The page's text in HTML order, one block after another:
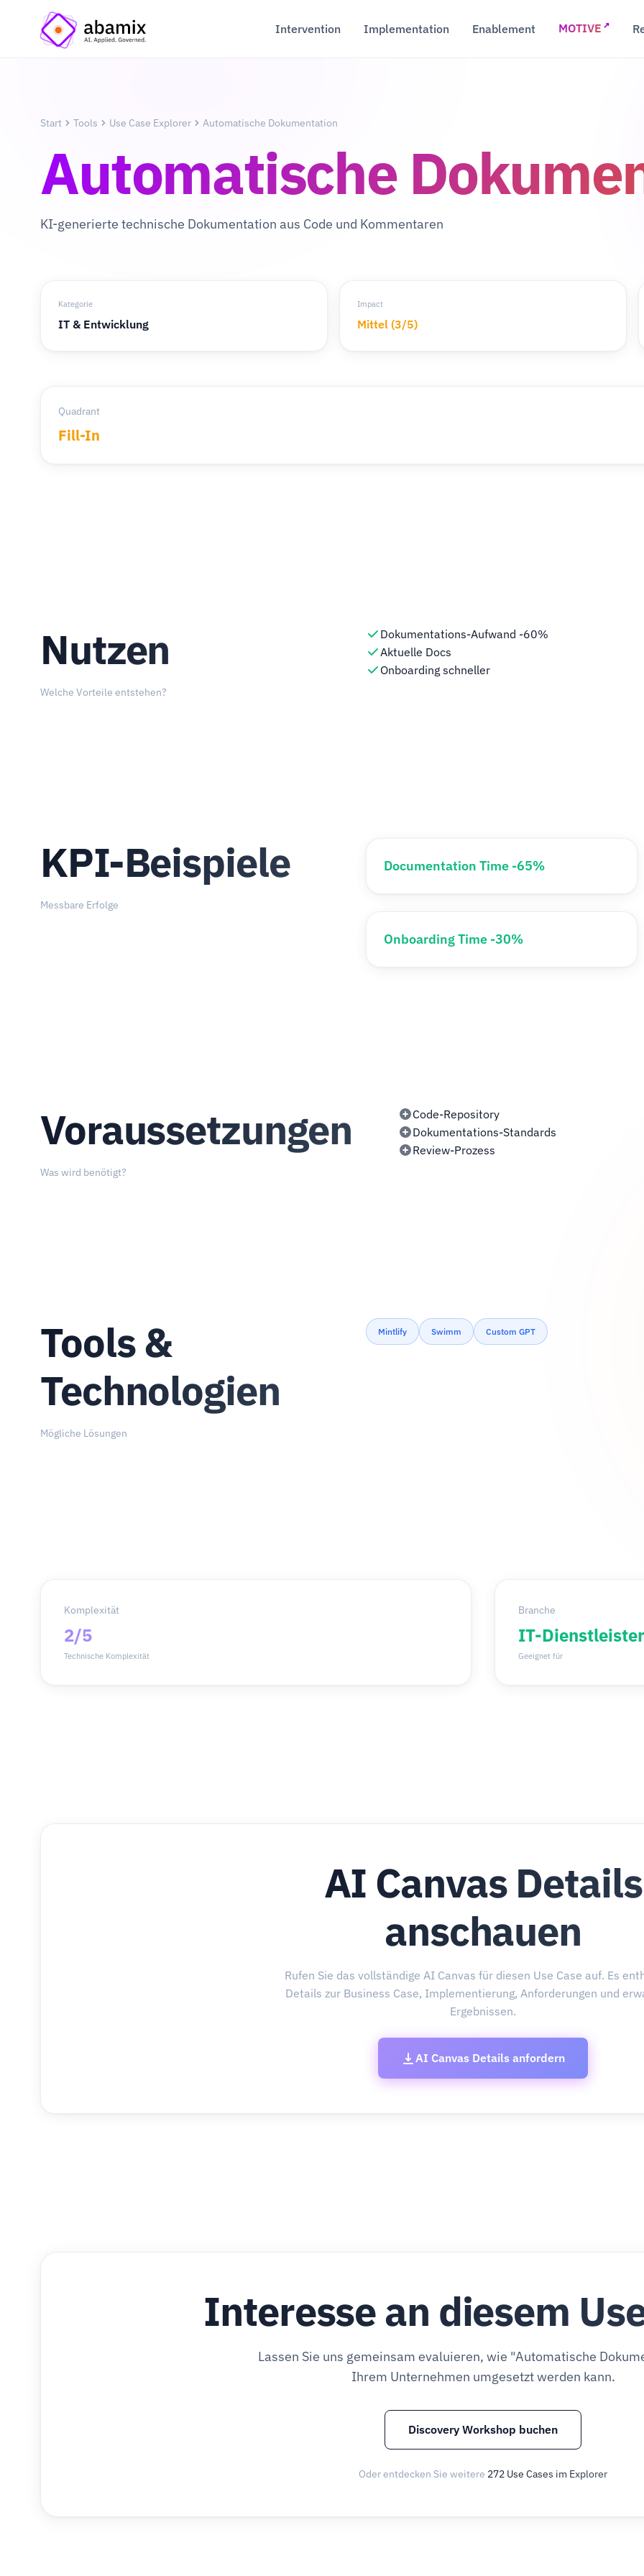
Intervention Implementation Enablement MOTIVE ↗
Start Tools Use Case Explorer Automatische Dokumentation
Automatische
KI-generierte technische Dokumentation aus Code und Kommentaren
Kategorie
IT & Entwicklung
Impact
Mittel (3/5)
Quadrant
Fill-In
Nutzen
Welche Vorteile entstehen?
Dokumentations-Aufwand -60%
Aktuelle Docs
Onboarding schneller
KPI-Beispiele
Messbare Erfolge
Documentation Time -65%
Onboarding Time -30%
Voraussetzungen
Was wird benötigt?
Code-Repository
Dokumentations-Standards
Review-Prozess
Tools &
Technologien
Mögliche Lösungen
Mintlify Swimm Custom GPT
Komplexität
2/5
Technische Komplexität
Branche
IT-Dienstleister
Geeignet für
AI Canvas Details
anschauen
Rufen Sie das vollständige AI Canvas für diesen Use Case auf. Es
Details zur Business Case, Implementierung, Anforderungen und
Ergebnissen.
AI Canvas Details anfordern
Interesse an diesem
Lassen Sie uns gemeinsam evaluieren, wie "Automatische
Ihrem Unternehmen umgesetzt werden kann.
Discovery Workshop buchen
Oder entdecken Sie weitere 272 Use Cases im Explorer